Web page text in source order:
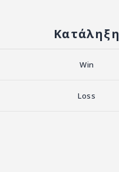
Κατάληξη
Win
Loss